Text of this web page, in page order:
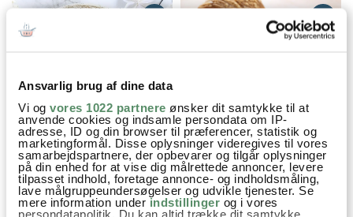
Ansvarlig brug af dine data
Vi og vores 1022 partnere ønsker dit samtykke til at
anvende cookies og indsamle persondata om IP-
adresse, ID og din browser til præferencer, statistik og
marketingformål. Disse oplysninger videregives til vores
samarbejdspartnere, der opbevarer og tilgår oplysninger
på din enhed for at vise dig målrettede annoncer, levere
tilpasset indhold, foretage annonce- og indholdsmåling,
lave målgruppeundersøgelser og udvikle tjenester. Se
mere information underindstillinger og i vores
persondatapolitik. Du kan altid trække dit samtykke
ÆBLER MED GELE
BRUN SAUCE TIL
FLÆSKESTEG